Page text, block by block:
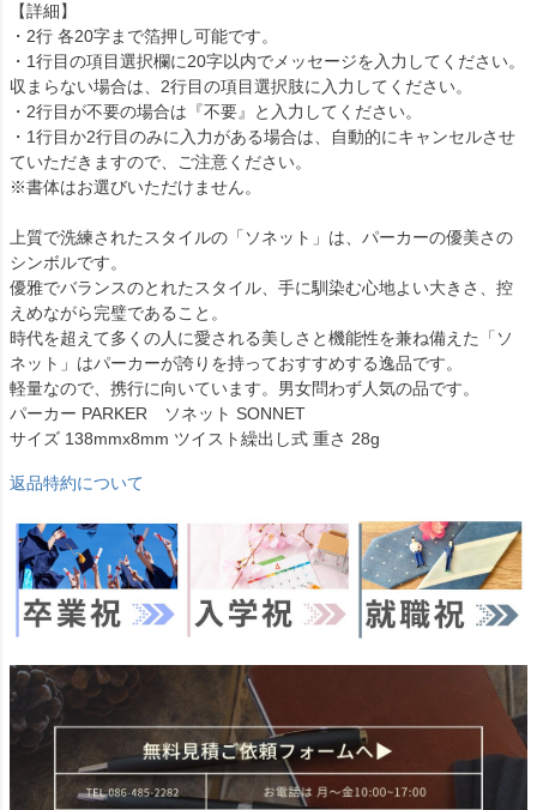
【詳細】
・2行 各20字まで箔押し可能です。
・1行目の項目選択欄に20字以内でメッセージを入力してください。
収まらない場合は、2行目の項目選択肢に入力してください。
・2行目が不要の場合は『不要』と入力してください。
・1行目か2行目のみに入力がある場合は、自動的にキャンセルさせ
ていただきますので、ご注意ください。
※書体はお選びいただけません。
上質で洗練されたスタイルの「ソネット」は、パーカーの優美さの
シンボルです。
優雅でバランスのとれたスタイル、手に馴染む心地よい大きさ、控
えめながら完璧であること。
時代を超えて多くの人に愛される美しさと機能性を兼ね備えた「ソ
ネット」はパーカーが誇りを持っておすすめする逸品です。
軽量なので、携行に向いています。男女問わず人気の品です。
パーカー PARKER ソネット SONNET
サイズ 138mmx8mm ツイスト繰出し式 重さ 28g
返品特約について